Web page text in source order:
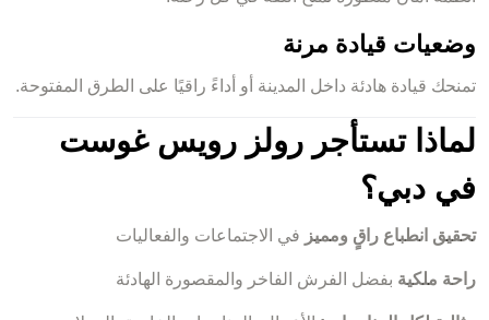
وضعيات قيادة مرنة
تمنحك قيادة هادئة داخل المدينة أو أداءً راقيًا على الطرق المفتوحة.
لماذا تستأجر رولز رويس غوست
في دبي؟
تحقيق انطباع راقٍ ومميز في الاجتماعات والفعاليات
راحة ملكية بفضل الفرش الفاخر والمقصورة الهادئة